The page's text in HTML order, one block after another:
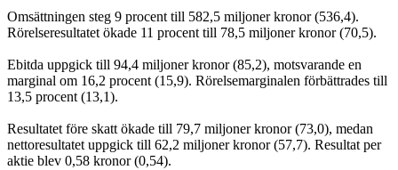
Omsättningen steg 9 procent till 582,5 miljoner kronor (536,4).
Rörelseresultatet ökade 11 procent till 78,5 miljoner kronor (70,5).
Ebitda uppgick till 94,4 miljoner kronor (85,2), motsvarande en
marginal om 16,2 procent (15,9). Rörelsemarginalen förbättrades till
13,5 procent (13,1).
Resultatet före skatt ökade till 79,7 miljoner kronor (73,0), medan
nettoresultatet uppgick till 62,2 miljoner kronor (57,7). Resultat per
aktie blev 0,58 kronor (0,54).